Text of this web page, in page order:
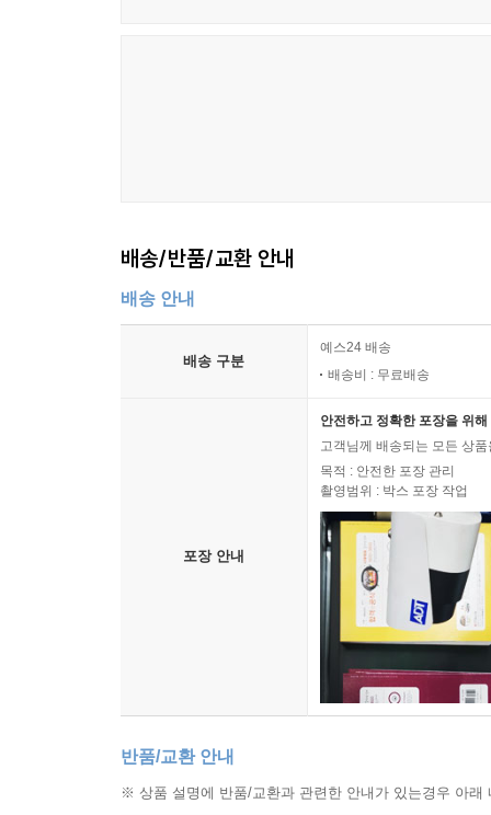
배송/반품/교환 안내
배송 안내
배송 구분
예스24 배송
배송비 : 무료배송
포장 안내
안전하고 정확한 포장을 위
고객님께 배송되는 모든 상
목적 : 안전한 포장 관리
촬영범위 : 박스 포장 작업
반품/교환 안내
※ 상품 설명에 반품/교환과 관련한 안내가 있는경우 아